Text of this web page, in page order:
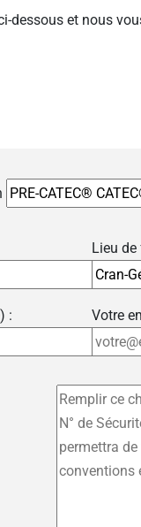
dessous et nous
Lieu
: Votre